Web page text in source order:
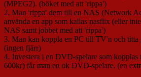
(MPEG2). (böket med att 'rippa')
2. Man 'rippa' dem till en NAS (Network
använda en app som kallas nasflix (eller
NAS samt jobbet med att 'rippa')
3. Man kan koppla en PC till TV'n och titta
(ingen fjärr)
4. Investera i en DVD-spelare som
600kr) får man en ok DVD-spelare. (en